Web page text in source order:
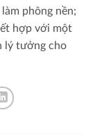
phông nền;
hợp với một
lý tưởng cho